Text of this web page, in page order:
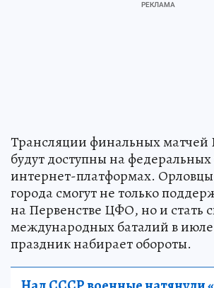
Трансляции финальных матчей
будут доступны на
интернет-платформах. Орловцы
города смогут не только
на Первенстве ЦФО, но и стать
международных баталий в
праздник набирает обороты.